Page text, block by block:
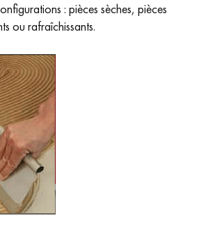
: pièces sèches, pièces
ou rafraîchissants.